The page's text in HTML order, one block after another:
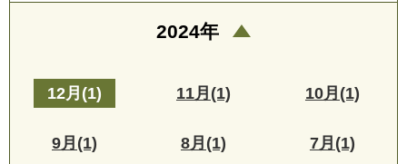
2024年
12月(1) 11月(1) 10月(1)
9月(1) 8月(1) 7月(1)